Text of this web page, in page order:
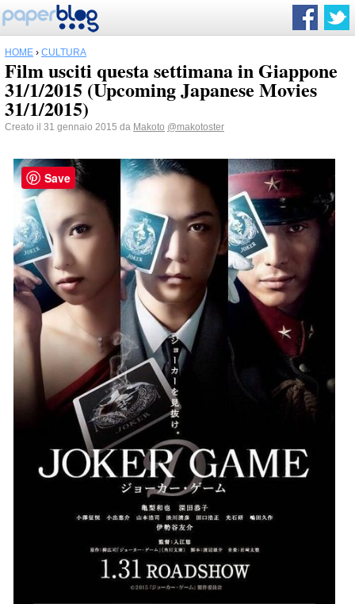
HOME › CULTURA
Film usciti questa settimana in Giappone
31/1/2015 (Upcoming Japanese Movies
31/1/2015)
Creato il 31 gennaio 2015 da Makoto @makotoster
Save